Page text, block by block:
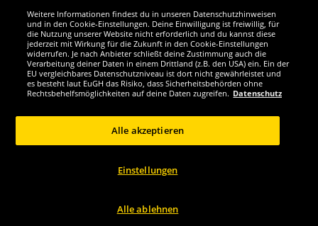
Werde SportSpar-Fan!
Copyright © 2024 Sportspar GmbH, Gustav-Adolf-Ring 7, 04838 Eilenburg DE -
*Alle Preise inkl. gesetzl. Mehrwertsteuer zzgl.
Mitgliedschaft
Weitere Informationen findest du in unseren Datenschutzhinweisen
und in den Cookie-Einstellungen. Deine Einwilligung ist freiwillig, für
die Nutzung unserer Website nicht erforderlich und du kannst diese
jederzeit mit Wirkung für die Zukunft in den Cookie-Einstellungen
widerrufen. Je nach Anbieter schließt deine Zustimmung auch die
Verarbeitung deiner Daten in einem Drittland (z.B. den USA) ein. Ein der
EU vergleichbares Datenschutzniveau ist dort nicht gewährleistet und
es besteht laut EuGH das Risiko, dass Sicherheitsbehörden ohne
Rechtsbehelfsmöglichkeiten auf deine Daten zugreifen. Datenschutz
Einstellungen
Alle ablehnen
Alle akzeptieren